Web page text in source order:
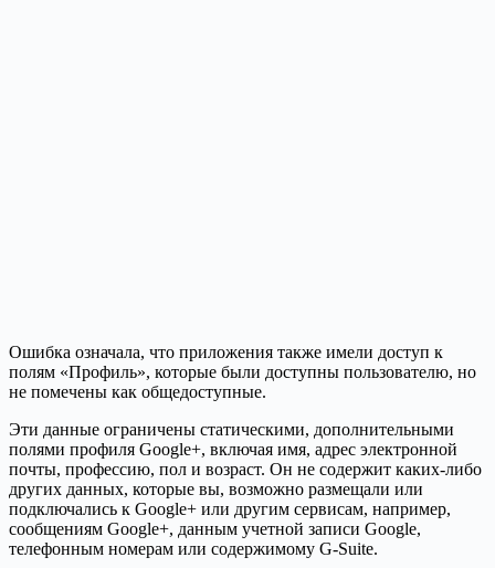
Ошибка означала, что приложения также имели доступ к
полям «Профиль», которые были доступны пользователю, но
не помечены как общедоступные.
Эти данные ограничены статическими, дополнительными
полями профиля Google+, включая имя, адрес электронной
почты, профессию, пол и возраст. Он не содержит каких-либо
других данных, которые вы, возможно размещали или
подключались к Google+ или другим сервисам, например,
сообщениям Google+, данным учетной записи Google,
телефонным номерам или содержимому G-Suite.